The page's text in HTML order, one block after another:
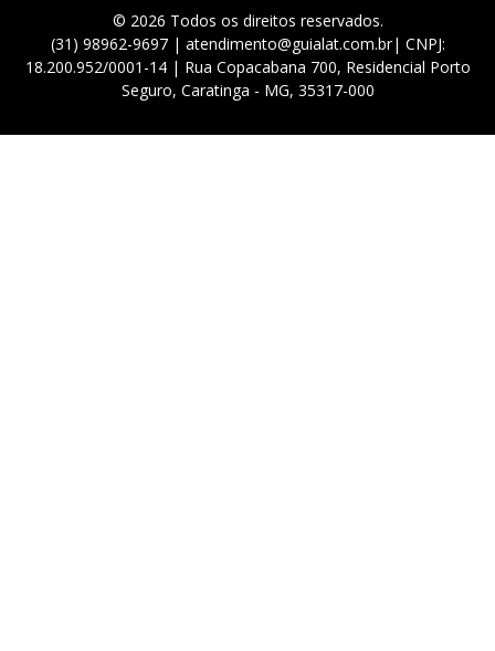
© 2026 Todos os direitos reservados.
(31) 98962-9697 | atendimento@guialat.com.br| CNPJ:
18.200.952/0001-14 | Rua Copacabana 700, Residencial Porto
Seguro, Caratinga - MG, 35317-000